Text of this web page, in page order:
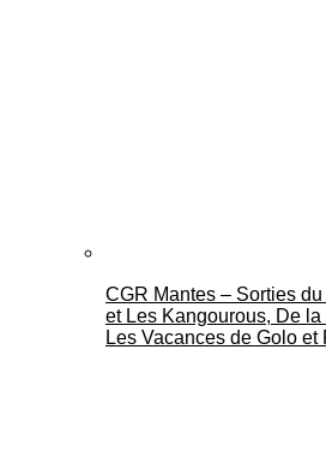
CGR Mantes – Sorties
et Les Kangourous, De
Les Vacances de Golo et